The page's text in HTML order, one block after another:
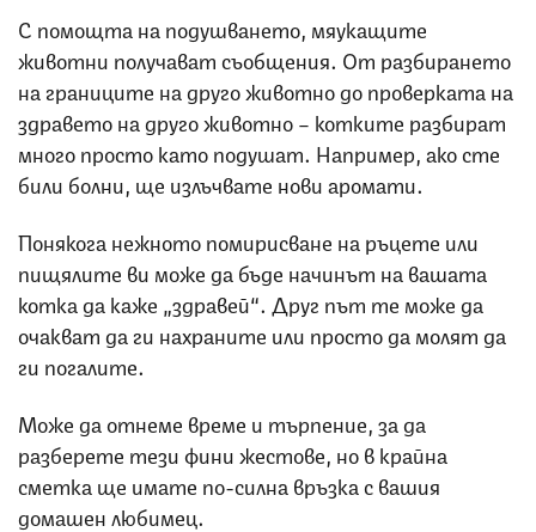
С помощта на подушването, мяукащите
животни получават съобщения. От разбирането
на границите на друго животно до проверката на
здравето на друго животно – котките разбират
много просто като подушат. Например, ако сте
били болни, ще излъчвате нови аромати.
Понякога нежното помирисване на ръцете или
пищялите ви може да бъде начинът на вашата
котка да каже „здравей“. Друг път те може да
очакват да ги нахраните или просто да молят да
ги погалите.
Може да отнеме време и търпение, за да
разберете тези фини жестове, но в крайна
сметка ще имате по-силна връзка с вашия
домашен любимец.